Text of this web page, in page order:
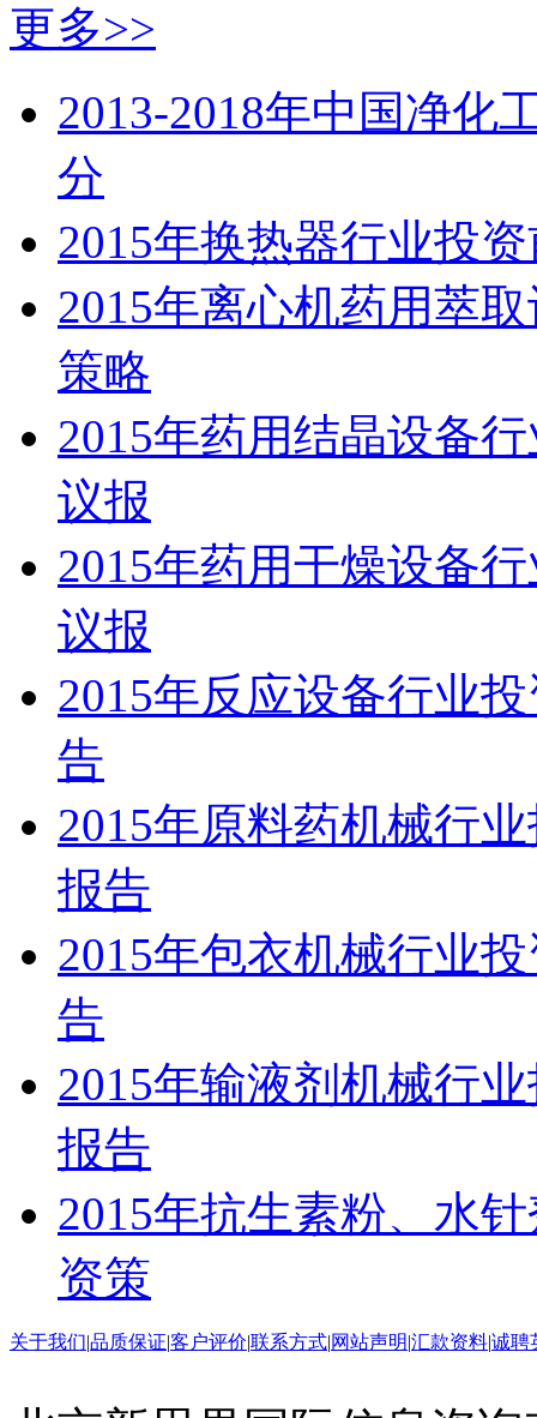
更多>>
2013-2018年中国净化
分
2015年换热器行业投
2015年离心机药用萃
策略
2015年药用结晶设备
议报
2015年药用干燥设备
议报
2015年反应设备行业
告
2015年原料药机械行
报告
2015年包衣机械行业
告
2015年输液剂机械行
报告
2015年抗生素粉、水
资策
关于我们|品质保证|客户评价|联系方式|网站声明|汇款资料|诚聘